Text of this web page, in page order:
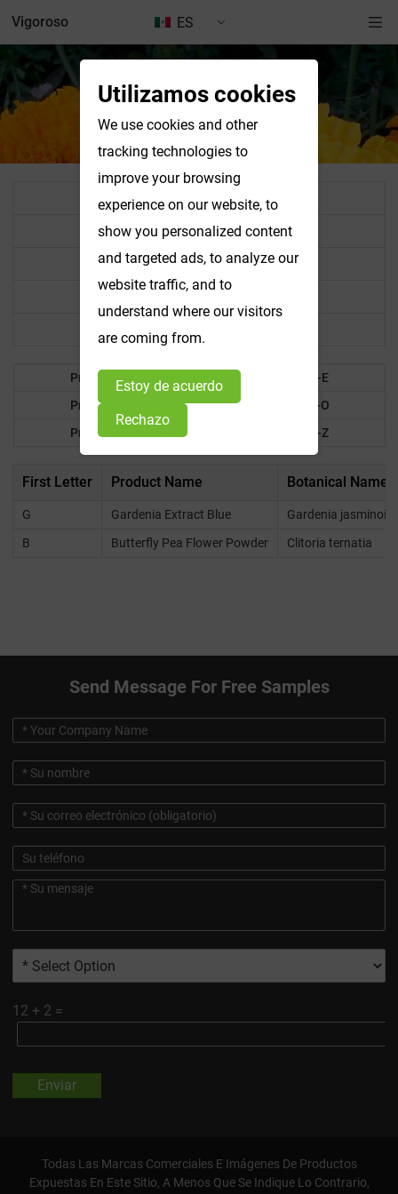
ES
Vigoroso
Todos los productos
Extracto estandarizado en polvo
Verduras y frutas en polvo
Colorante alimentario
Otros productos
Products A-B
Products C-E
Products F-K
Products L-O
Products P-R
Products S-Z
First Letter Product Name Botanical Name
G Gardenia Extract Blue
Gardenia
B
Butterfly Pea Flower Powder Clitoria ternatia
Send Message For Free Samples
12 + 2 =
Enviar
Todas Las Marcas Comerciales E Imágenes De Productos
Expuestas En Este Sitio, A Menos Que Se Indique Lo Contrario,
Utilizamos cookies
We use cookies and other
tracking technologies to
improve your browsing
experience on our website, to
show you personalized content
and targeted ads, to analyze our
website traffic, and to
understand where our visitors
are coming from.
Estoy de acuerdo
Rechazo